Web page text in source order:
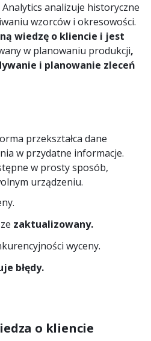
analizuje historyczne
wzorców i okresowości.
wiedzę o kliencie i jest
w planowaniu produkcji,
i planowanie zleceń
przekształca dane
w przydatne informacje.
w prosty sposób,
urządzeniu.
zaktualizowany.
wyceny.
błędy.
o kliencie